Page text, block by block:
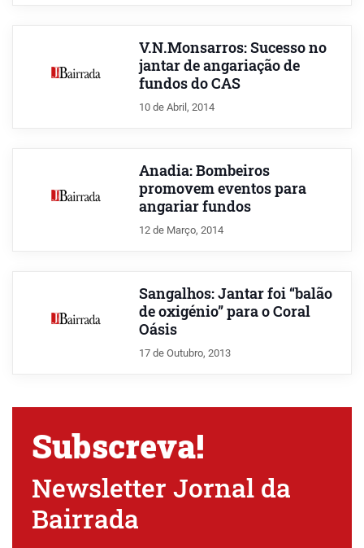
V.N.Monsarros: Sucesso no
jantar de angariação de
fundos do CAS
10 de Abril, 2014
Anadia: Bombeiros
promovem eventos para
angariar fundos
12 de Março, 2014
Sangalhos: Jantar foi “balão
de oxigénio” para o Coral
Oásis
17 de Outubro, 2013
Subscreva!
Newsletter Jornal da
Bairrada